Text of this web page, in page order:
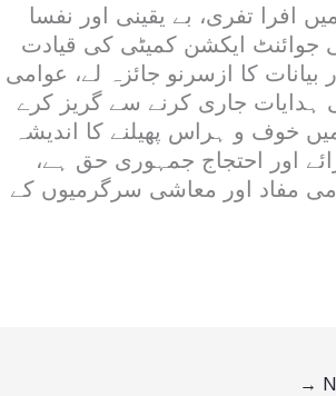
افرا تفری، بے یقینی اور نفسا
جوائنٹ ایکشن کمیٹی کی قیادت
کا ازسرنو جائزہ لے، عوامی
ہدایات جاری کرنے سے گریز کرے
خوف و ہراس پھیلنے کا اندیشہ
اور احتجاج جمہوری حق ہے،
مفاد اور معاشی سرگرمیوں کے
→